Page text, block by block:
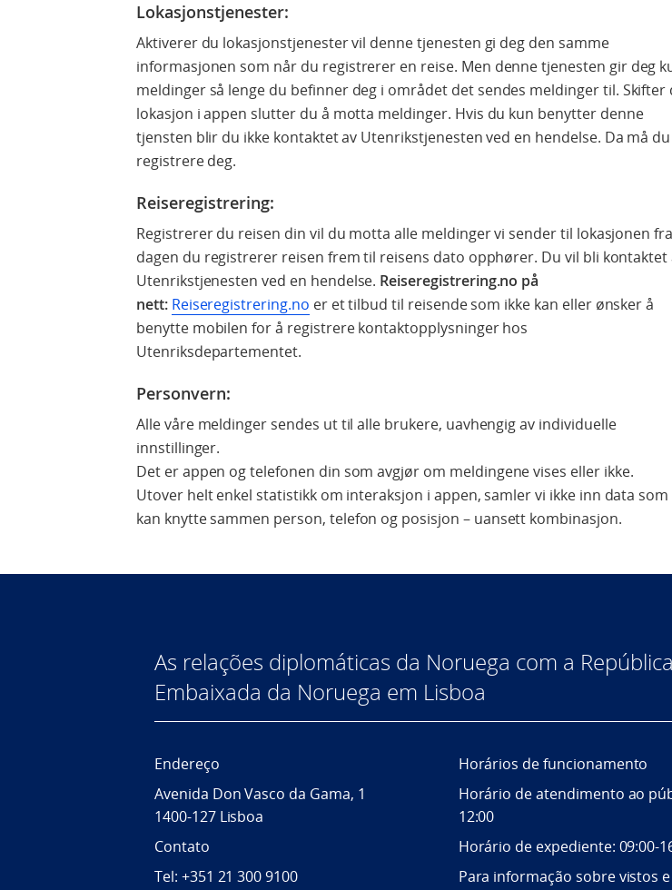
Lokasjonstjenester:
Aktiverer du lokasjonstjenester vil denne tjenesten gi deg den samme
informasjonen som når du registrerer en reise. Men denne tjenesten gir deg
meldinger så lenge du befinner deg i området det sendes meldinger til. Skifter
lokasjon i appen slutter du å motta meldinger. Hvis du kun benytter denne
tjensten blir du ikke kontaktet av Utenrikstjenesten ved en hendelse. Da må du
registrere deg.
Reiseregistrering:
Registrerer du reisen din vil du motta alle meldinger vi sender til lokasjonen fra
dagen du registrerer reisen frem til reisens dato opphører. Du vil bli kontaktet
Utenrikstjenesten ved en hendelse. Reiseregistrering.no på
nett: Reiseregistrering.no er et tilbud til reisende som ikke kan eller ønsker å
benytte mobilen for å registrere kontaktopplysninger hos
Utenriksdepartementet.
Personvern:
Alle våre meldinger sendes ut til alle brukere, uavhengig av individuelle
innstillinger.
Det er appen og telefonen din som avgjør om meldingene vises eller ikke.
Utover helt enkel statistikk om interaksjon i appen, samler vi ikke inn data som
kan knytte sammen person, telefon og posisjon – uansett kombinasjon.
As relações diplomáticas da Noruega com a
Embaixada da Noruega em Lisboa
Endereço
Avenida Don Vasco da Gama, 1
1400-127 Lisboa
Contato
Tel: +351 21 300 9100
Horários de funcionamento
Horário de atendimento ao
12:00
Horário de expediente: 09:00-
Para informação sobre vistos e